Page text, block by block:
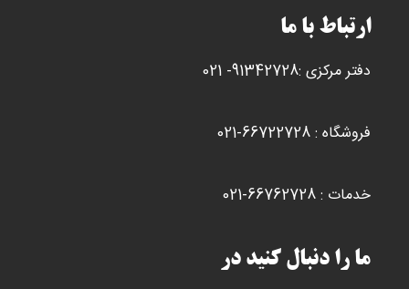
صفحه
شوند
ارتباط با ما
دفتر مرکزی :91342728- 021
فروشگاه : 66722728-021
خدمات : 66762728-021
ما را دنبال کنید در